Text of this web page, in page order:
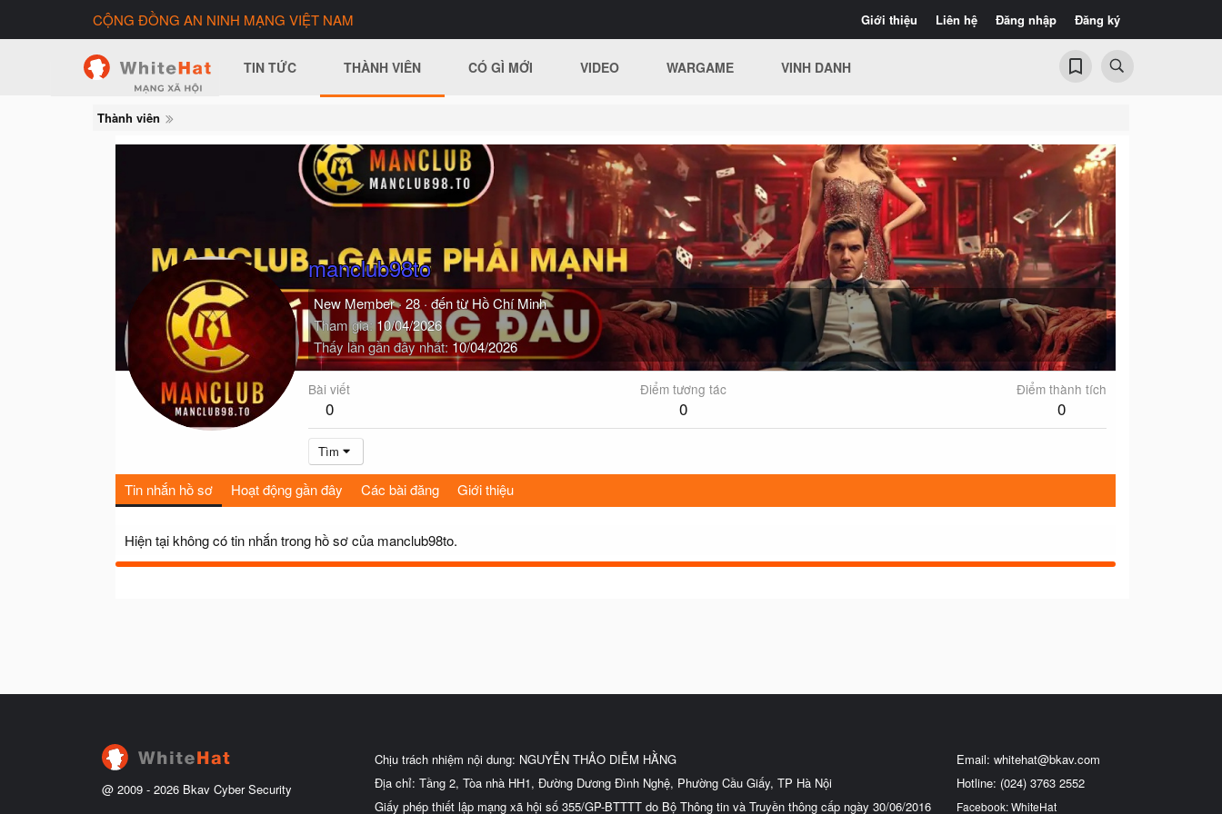
Giới thiệu Liên hệ Đăng nhập Đăng ký
CỘNG ĐỒNG AN NINH MẠNG VIỆT NAM
TIN TỨC THÀNH VIÊN CÓ GÌ MỚI VIDEO WARGAME VINH DANH
Thành viên
manclub98to
New Member· 28 · đến từ Hồ Chí Minh
Tham gia 10/04/2026
Thấy lần gần đây nhất 10/04/2026
Bài viết
0
Điểm tương tác
0
Điểm thành tích
0
Tìm
Tin nhắn hồ sơ Hoạt động gần đây Các bài đăng Giới thiệu
Hiện tại không có tin nhắn trong hồ sơ của manclub98to.
@ 2009 - 2026 Bkav Cyber Security
Chịu trách nhiệm nội dung: NGUYỄN THẢO DIỄM HẰNG
Địa chỉ: Tầng 2, Tòa nhà HH1, Đường Dương Đình Nghệ, Phường Cầu Giấy, TP Hà Nội
Giấy phép thiết lập mạng xã hội số 355/GP-BTTTT do Bộ Thông tin và Truyền thông cấp ngày 30/06/2016
Email: whitehat@bkav.com
Hotline: (024) 3763 2552
Facebook: WhiteHat